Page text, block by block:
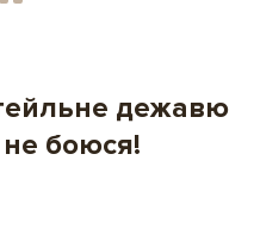
дежавю
боюся!